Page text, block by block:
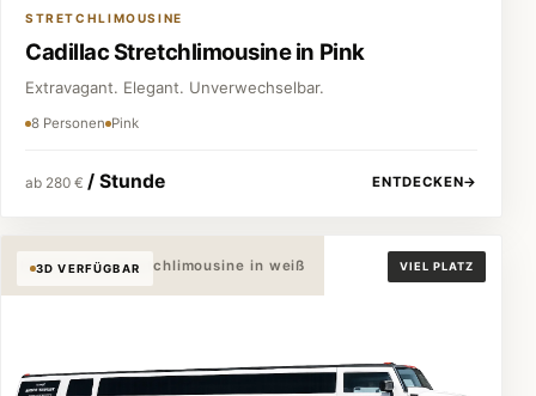
STRETCHLIMOUSINE
Cadillac Stretchlimousine in Pink
Extravagant. Elegant. Unverwechselbar.
8 Personen Pink
ab 280 € / Stunde ENTDECKEN→
Hummer H2 Stretchlimousine in weiß
3D VERFÜGBAR VIEL PLATZ